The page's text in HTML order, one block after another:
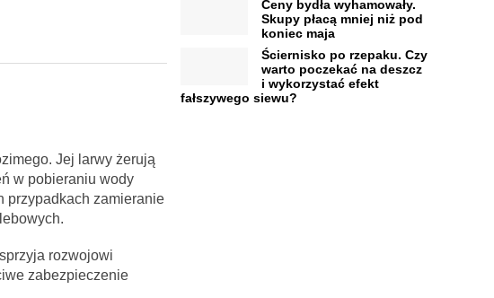
Jej larwy żerują
w pobieraniu wody
przypadkach zamieranie
rozwojowi
zabezpieczenie
Ceny bydła wyhamowały.
Skupy płacą mniej niż pod
koniec maja
Ściernisko po rzepaku. Czy
warto poczekać na deszcz
i wykorzystać efekt
fałszywego siewu?